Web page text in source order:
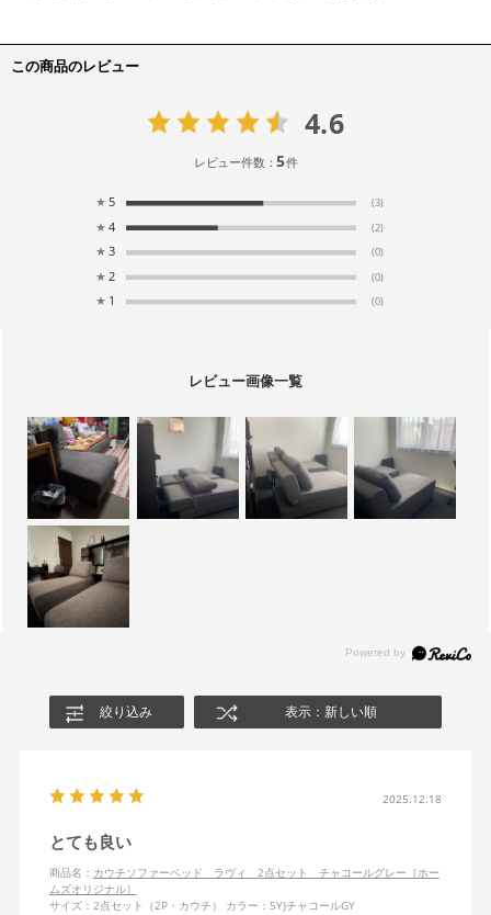
この商品のレビュー
4.6
レビュー件数：5件
★ 5 (3)
★ 4 (2)
★ 3 (0)
★ 2 (0)
★ 1 (0)
レビュー画像一覧
絞り込み 表示：新しい順
2025.12.18
とても良い
商品名： カウチソファーベッド ラヴィ 2点セット チャコールグレー［ホー
ムズオリジナル］
サイズ：2点セット（2P・カウチ）
カラー：5Y)チャコールGY